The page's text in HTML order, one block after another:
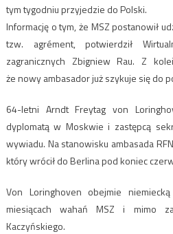
tym tygodniu przyjedzie do Polski.
Informację o tym, że MSZ postanowił
tzw. agrément, potwierdził
zagranicznych Zbigniew Rau. Z
że nowy ambasador już szykuje się do
64-letni Arndt Freytag von
dyplomatą w Moskwie i zastępcą
wywiadu. Na stanowisku ambasada
który wrócił do Berlina pod koniec
Von Loringhoven obejmie
miesiącach wahań MSZ i mimo
Kaczyńskiego.